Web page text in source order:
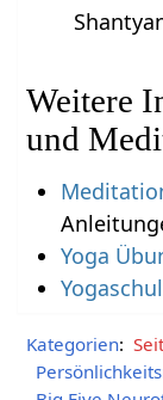
Weitere
und
Yoga
Kategorien: